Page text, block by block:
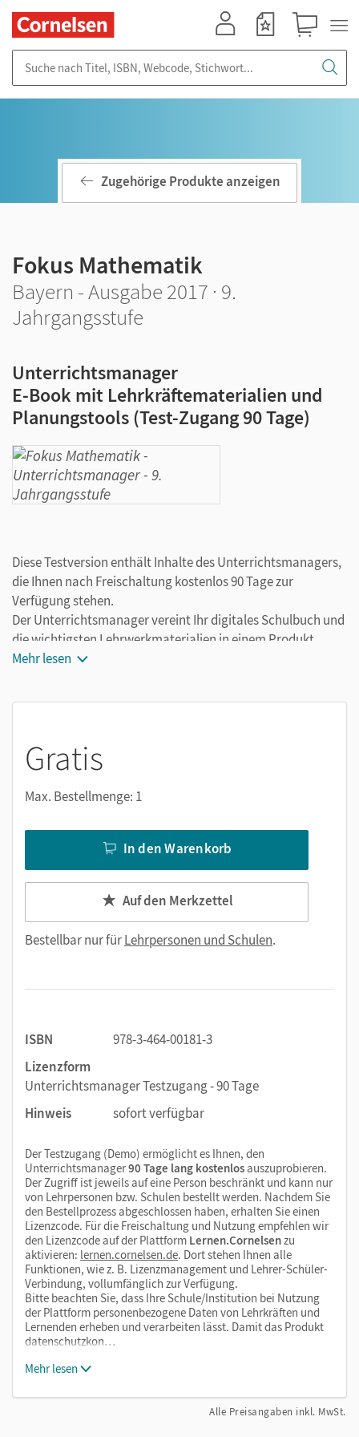
Zugehörige Produkte anzeigen
Fokus Mathematik
Bayern - Ausgabe 2017 · 9.
Jahrgangsstufe
Unterrichtsmanager
E-Book mit Lehrkräftematerialien und
Planungstools (Test-Zugang 90 Tage)
Diese Testversion enthält Inhalte des Unterrichtsmanagers,
die Ihnen nach Freischaltung kostenlos 90 Tage zur
Verfügung stehen.
Der Unterrichtsmanager vereint Ihr digitales Schulbuch und
die wichtigsten Lehrwerkmaterialien in einem Produkt.
Ergänzt um hilfreiche Planungstools, vereinfacht er Ihre
Mehr lesen
Gratis
Max. Bestellmenge: 1
In den Warenkorb
Auf den Merkzettel
Bestellbar nur fürLehrpersonen und Schulen.
ISBN
978-3-464-00181-3
Lizenzform
Unterrichtsmanager Testzugang - 90 Tage
Hinweis
sofort verfügbar
Der Testzugang (Demo) ermöglicht es Ihnen, den
Unterrichtsmanager90 Tage lang kostenlosauszuprobieren.
Der Zugriff ist jeweils auf eine Person beschränkt und kann nur
von Lehrpersonen bzw. Schulen bestellt werden. Nachdem Sie
den Bestellprozess abgeschlossen haben, erhalten Sie einen
Lizenzcode. Für die Freischaltung und Nutzung empfehlen wir
den Lizenzcode auf der Plattform Lernen.Cornelsenzu
aktivieren: lernen.cornelsen.de. Dort stehen Ihnen alle
Funktionen, wie z. B. Lizenzmanagement und Lehrer-Schüler-
Verbindung, vollumfänglich zur Verfügung.
Bitte beachten Sie, dass Ihre Schule/Institution bei Nutzung
der Plattform personenbezogene Daten von Lehrkräften und
Lernenden erheben und verarbeiten lässt. Damit das Produkt
datenschutzkon…
Mehr lesen
Alle Preisangaben inkl. MwSt.